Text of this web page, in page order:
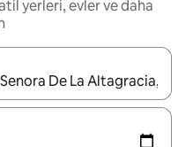
yerleri, evler ve daha
yukarı ve aşağı oklarıyla